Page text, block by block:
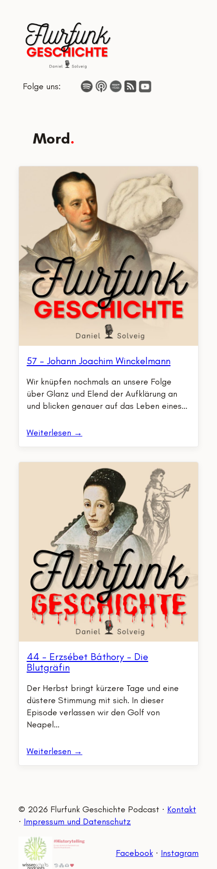
springen
Folge uns:
Mord
57 – Johann Joachim Winckelmann
Wir knüpfen nochmals an unsere Folge
über Glanz und Elend der Aufklärung an
und blicken genauer auf das Leben eines…
Weiterlesen →
44 – Erzsébet Báthory – Die
Blutgräfin
Der Herbst bringt kürzere Tage und eine
düstere Stimmung mit sich. In dieser
Episode verlassen wir den Golf von
Neapel…
Weiterlesen →
© 2026 Flurfunk Geschichte Podcast · Kontakt
· Impressum und Datenschutz
Facebook · Instagram